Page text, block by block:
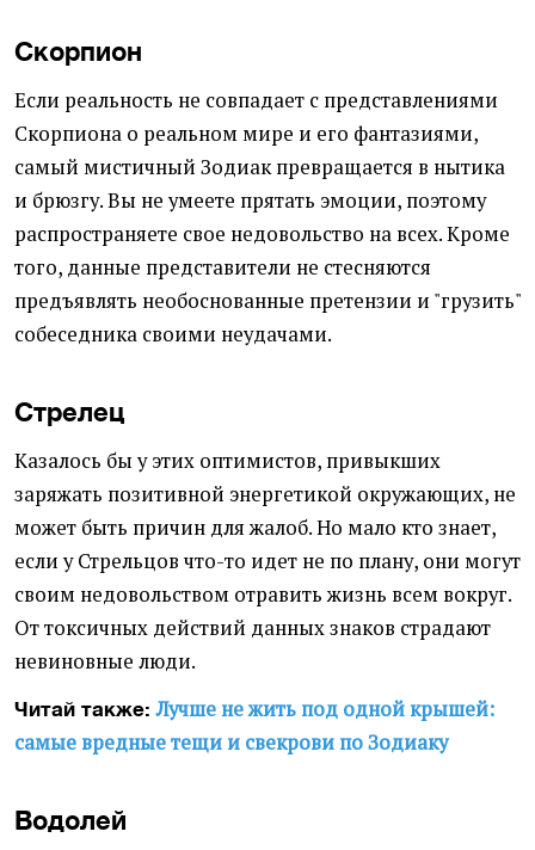
Скорпион
Если реальность не совпадает с представлениями
Скорпиона о реальном мире и его фантазиями,
самый мистичный Зодиак превращается в нытика
и брюзгу. Вы не умеете прятать эмоции, поэтому
распространяете свое недовольство на всех. Кроме
того, данные представители не стесняются
предъявлять необоснованные претензии и "грузить"
собеседника своими неудачами.
Стрелец
Казалось бы у этих оптимистов, привыкших
заряжать позитивной энергетикой окружающих, не
может быть причин для жалоб. Но мало кто знает,
если у Стрельцов что-то идет не по плану, они могут
своим недовольством отравить жизнь всем вокруг.
От токсичных действий данных знаков страдают
невиновные люди.
Читай также:Лучше не жить под одной крышей:
самые вредные тещи и свекрови по Зодиаку
Водолей